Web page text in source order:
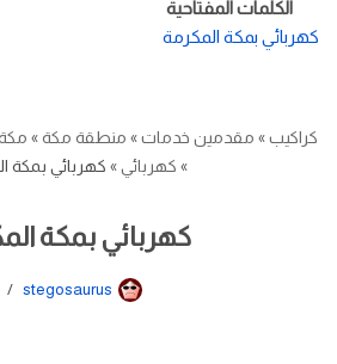
الكلمات المفتاحية
كهربائي بمكة المكرمة
كراكيب» مقدمين خدمات» منطقة مكة»
» كهربائي» كهربائي بمكة
كهربائي بمكة
stegosaurus